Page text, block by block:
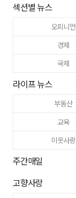
섹션별 뉴스
오피니언
경제
국제
라이프 뉴스
부동산
교육
이웃사랑
주간매일
고향사랑